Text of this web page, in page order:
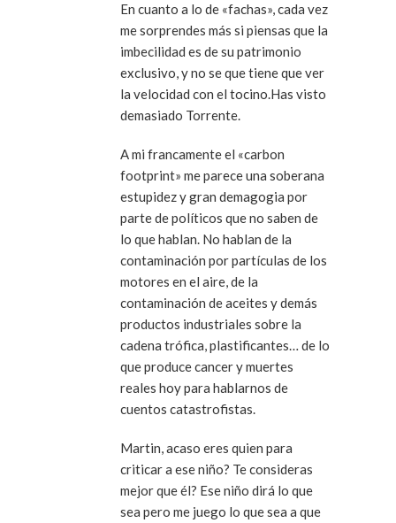
En cuanto a lo de «fachas», cada vez
me sorprendes más si piensas que la
imbecilidad es de su patrimonio
exclusivo, y no se que tiene que ver
la velocidad con el tocino.Has visto
demasiado Torrente.
A mi francamente el «carbon
footprint» me parece una soberana
estupidez y gran demagogia por
parte de políticos que no saben de
lo que hablan. No hablan de la
contaminación por partículas de los
motores en el aire, de la
contaminación de aceites y demás
productos industriales sobre la
cadena trófica, plastificantes… de lo
que produce cancer y muertes
reales hoy para hablarnos de
cuentos catastrofistas.
Martin, acaso eres quien para
criticar a ese niño? Te consideras
mejor que él? Ese niño dirá lo que
sea pero me juego lo que sea a que